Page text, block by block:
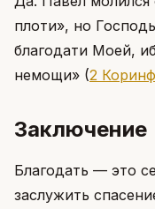
плоти», но
благодати Моей,
немощи» (2
Заключение
Благодать — это
заслужить